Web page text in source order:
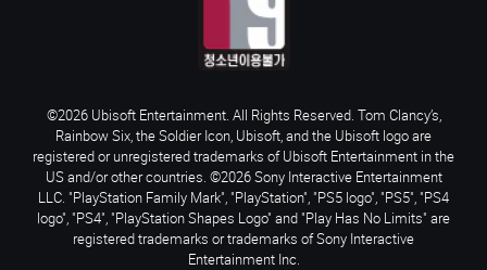
©2026 Ubisoft Entertainment. All Rights Reserved. Tom Clancy’s,
Rainbow Six, the Soldier Icon, Ubisoft, and the Ubisoft logo are
registered or unregistered trademarks of Ubisoft Entertainment in the
US and/or other countries. ©2026 Sony Interactive Entertainment
LLC. "PlayStation Family Mark", "PlayStation", "PS5 logo", "PS5", "PS4
logo", "PS4", "PlayStation Shapes Logo" and "Play Has No Limits" are
registered trademarks or trademarks of Sony Interactive
Entertainment Inc.